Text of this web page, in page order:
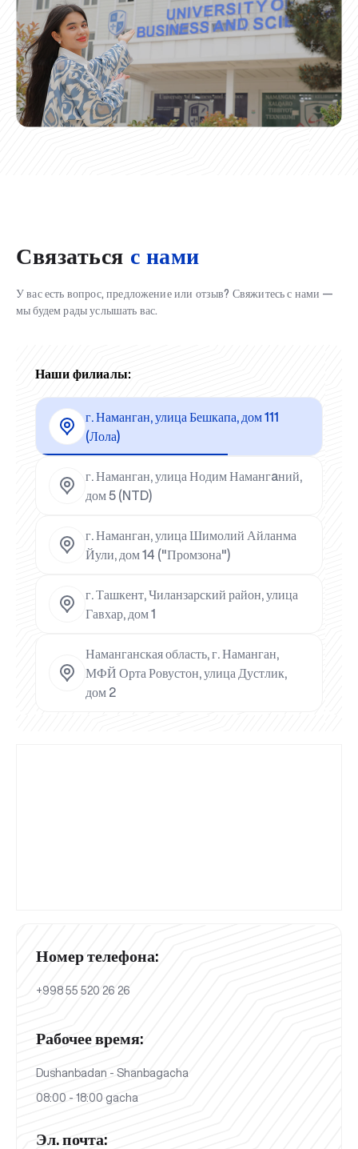
Связаться с нами
У вас есть вопрос, предложение или отзыв? Свяжитесь с нами —
мы будем рады услышать вас.
Наши филиалы:
г. Наманган, улица Бешкапа, дом 111
(Лола)
г. Наманган, улица Нодим Намангaний,
дом 5 (NTD)
г. Наманган, улица Шимолий Айланма
Йули, дом 14 ("Промзона")
г. Ташкент, Чиланзарский район, улица
Гавхар, дом 1
Наманганская область, г. Наманган,
МФЙ Орта Ровустон, улица Дустлик,
дом 2
Номер телефона:
+998 55 520 26 26
Рабочее время:
Dushanbadan - Shanbagacha
08:00 - 18:00 gacha
Эл. почта: